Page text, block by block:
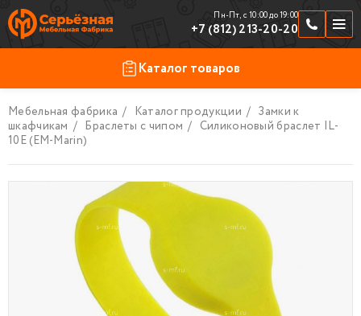
+7 (812) 213-20-20
Пн-Пт, с 10:00 до 19:00
Каталог товаров
Продукция По отраслям
Шкафчики
Скамейки и подставки
Стойки ресепшен
Торговая мебель
Замки к шкафчикам
Мебельная фабрика / Каталог продукции / Замки к
шкафчикам / Браслеты с чипом / Силиконовый браслет IL-
10E (EM-Marin)